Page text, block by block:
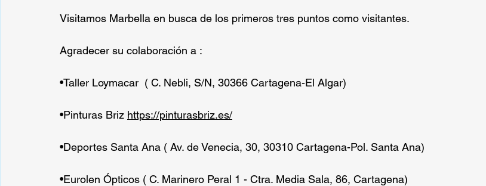
Visitamos Marbella en busca de los primeros tres puntos como visitantes.
Agradecer su colaboración a :
•Taller Loymacar  ( C. Nebli, S/N, 30366 Cartagena-El Algar)
•Pinturas Briz https://pinturasbriz.es/
•Deportes Santa Ana ( Av. de Venecia, 30, 30310 Cartagena-Pol. Santa Ana)
•Eurolen Ópticos ( C. Marinero Peral 1 - Ctra. Media Sala, 86, Cartagena)